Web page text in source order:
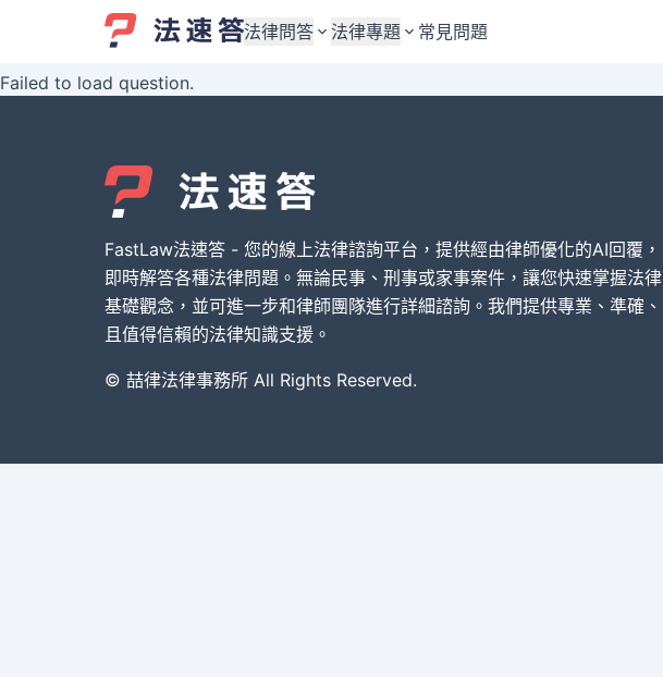
法律問答
婚姻與監護權
債務與債權
刑事犯罪案件
其他案件類型
法律專題
婚姻與監護權
債務與債權
刑事犯罪案件
其他案件類型
常見問題
Failed to load question.
FastLaw法速答 - 您的線上法律諮詢平台，提供經由律師優化的AI回覆，
即時解答各種法律問題。無論民事、刑事或家事案件，讓您快速掌握法律
基礎觀念，並可進一步和律師團隊進行詳細諮詢。我們提供專業、準確、
且值得信賴的法律知識支援。
© 喆律法律事務所 All Rights Reserved.